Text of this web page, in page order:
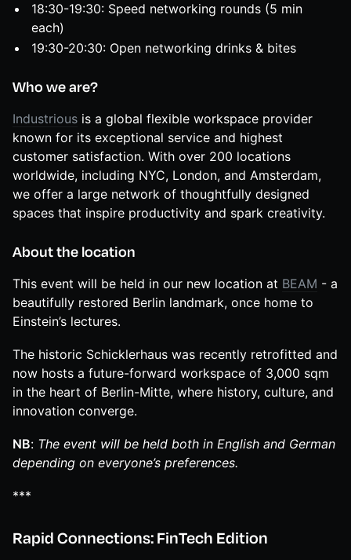
18:30-19:30: Speed networking rounds (5 min
each)
19:30-20:30: Open networking drinks & bites
Who we are?
Industrious is a global flexible workspace provider
known for its exceptional service and highest
customer satisfaction. With over 200 locations
worldwide, including NYC, London, and Amsterdam,
we offer a large network of thoughtfully designed
spaces that inspire productivity and spark creativity.
About the location
This event will be held in our new location at BEAM - a
beautifully restored Berlin landmark, once home to
Einstein’s lectures.
The historic Schicklerhaus was recently retrofitted and
now hosts a future-forward workspace of 3,000 sqm
in the heart of Berlin-Mitte, where history, culture, and
innovation converge.
NB: The event will be held both in English and German
depending on everyone’s preferences.
***
Rapid Connections: FinTech Edition